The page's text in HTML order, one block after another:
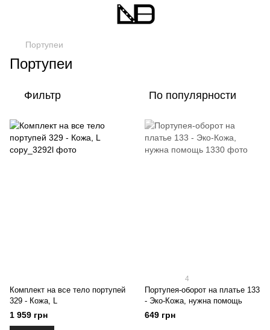
Портупеи
Портупеи
Фильтр По популярности
Комплект на все тело портупей
329 - Кожа, L
1 959 грн
4
Портупея-оборот на платье 133
- Эко-Кожа, нужна помощь
649 грн